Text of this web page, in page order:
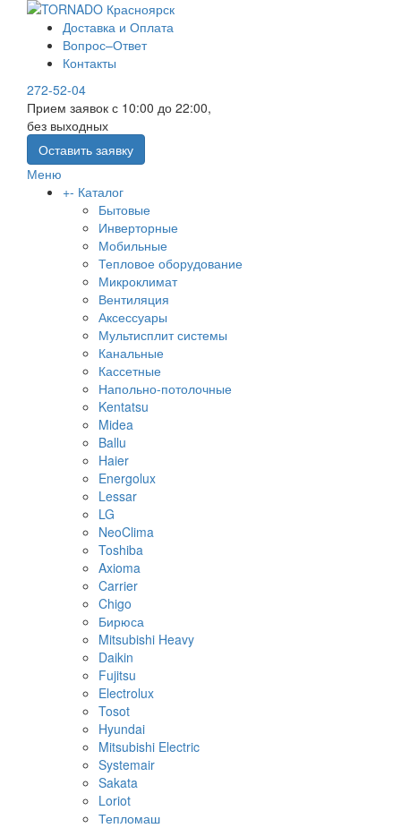
Доставка и Оплата
Вопрос–Ответ
Контакты
272-52-04
Прием заявок с 10:00 до 22:00,
без выходных
Оставить заявку
Меню
+- Каталог
Бытовые
Инверторные
Мобильные
Тепловое оборудование
Микроклимат
Вентиляция
Аксессуары
Мультисплит системы
Канальные
Кассетные
Напольно-потолочные
Kentatsu
Midea
Ballu
Haier
Energolux
Lessar
LG
NeoClima
Toshiba
Axioma
Carrier
Chigo
Бирюса
Mitsubishi Heavy
Daikin
Fujitsu
Electrolux
Tosot
Hyundai
Mitsubishi Electric
Systemair
Sakata
Loriot
Тепломаш